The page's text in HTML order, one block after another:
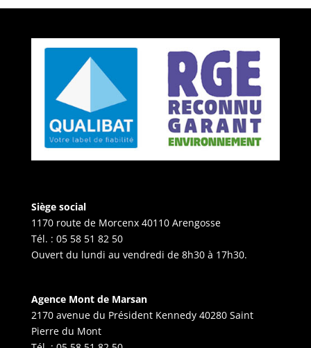
Siège social
1170 route de Morcenx 40110 Arengosse
Tél. : 05 58 51 82 50
Ouvert du lundi au vendredi de 8h30 à 17h30.
Agence Mont de Marsan
2170 avenue du Président Kennedy 40280 Saint
Pierre du Mont